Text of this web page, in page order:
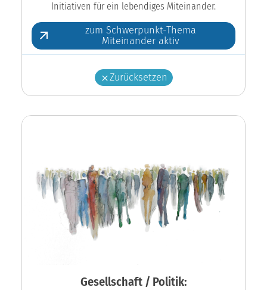
Initiativen für ein lebendiges Miteinander.
zum Schwerpunkt-Thema
Miteinander aktiv
Zurücksetzen
Gesellschaft / Politik: